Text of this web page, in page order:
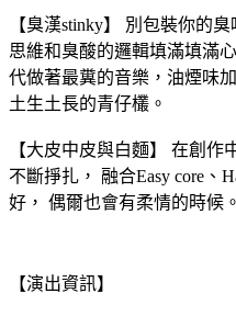
【臭漢stinky】 別包裝你的
思維和臭酸的邏輯填滿填滿
代做著最糞的音樂，油煙味
土生土長的青仔欉。
【大皮中皮與白麵】 在創
不斷掙扎， 融合Easy core、
好， 偶爾也會有柔情的時候。
【演出資訊】